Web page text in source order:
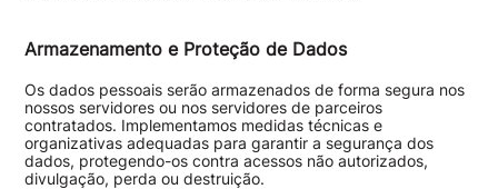
Armazenamento e Proteção de Dados
Os dados pessoais serão armazenados de forma segura nos
nossos servidores ou nos servidores de parceiros
contratados. Implementamos medidas técnicas e
organizativas adequadas para garantir a segurança dos
dados, protegendo-os contra acessos não autorizados,
divulgação, perda ou destruição.